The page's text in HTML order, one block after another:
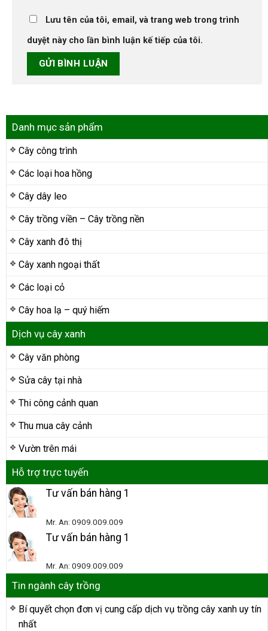
Danh mục sản phẩm
Cây công trình
Các loại hoa hồng
Cây dây leo
Cây trồng viền – Cây trồng nền
Cây xanh đô thị
Cây xanh ngoại thất
Các loại cỏ
Cây hoa lạ – quý hiếm
Dịch vụ cây xanh
Cây văn phòng
Sửa cây tại nhà
Thi công cảnh quan
Thu mua cây cảnh
Vườn trên mái
Hỗ trợ trực tuyến
Tư vấn bán hàng 1
Mr. An: 0909.009.009
Tư vấn bán hàng 1
Mr. An: 0909.009.009
Tin ngành cây trồng
Bí quyết chọn đơn vị cung cấp dịch vụ trồng cây xanh uy tín
nhất
Lưu tên của tôi, email, và trang web trong trình
duyệt này cho lần bình luận kế tiếp của tôi.